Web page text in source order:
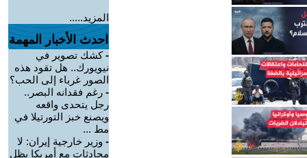
المزيد.....
احدث الأخبار المهمة
-كشك تصوير في
نيويورك.. هل تقود هذه
الصور غرباء إلى الحب؟
- رغم فقدانه البصر..
رجل يتحدى واقعه
ويصنع خبز التورتيلا في
مط ...
- وزير خارجية إيران: لا
محادثات مع أمريكا بظل